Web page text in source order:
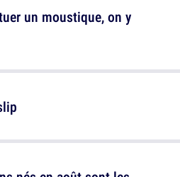
un moustique, on y